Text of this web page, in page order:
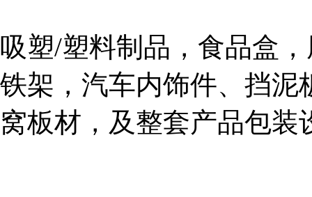
吸塑/塑料制品，食品盒
铁架，汽车内饰件、挡泥
窝板材，及整套产品包装